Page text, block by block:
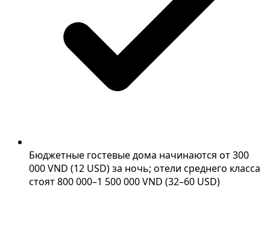
Бюджетные гостевые дома начинаются от 300
000 VND (12 USD) за ночь; отели среднего класса
стоят 800 000–1 500 000 VND (32–60 USD)